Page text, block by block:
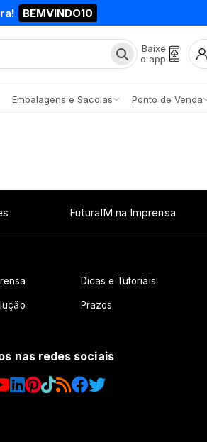
BEMVINDO10
Baixe
o app
Embalagens e Sacolas Ponto de Venda
FuturaIM na Imprensa
Dicas e Tutoriais
Prazos
nas redes sociais